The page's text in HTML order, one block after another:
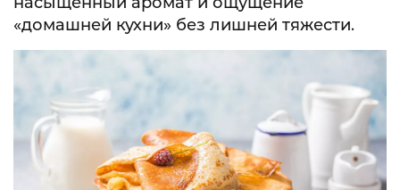
«домашней кухни» без лишней тяжести.